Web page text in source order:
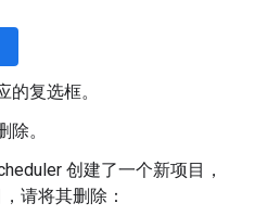
的复选框。
除。
创建了一个新项目，
请将其删除：